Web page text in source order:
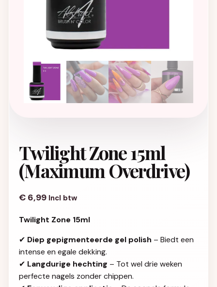
Twilight Zone 15ml
(Maximum Overdrive)
€ 6,99 Incl btw
Twilight Zone 15ml
✔ Diep gepigmenteerde gel polish – Biedt een
intense en egale dekking.
✔ Langdurige hechting – Tot wel drie weken
perfecte nagels zonder chippen.